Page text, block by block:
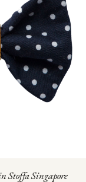
Singapore